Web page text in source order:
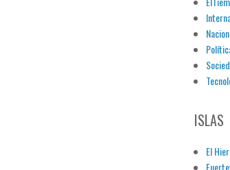
ISLAS
El